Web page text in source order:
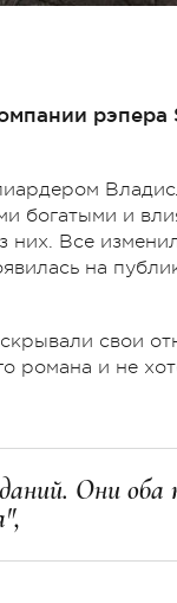
рэпера
богатыми и
них. Все
на
свои
романа и не
Они оба